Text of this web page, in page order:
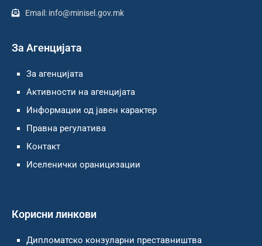
Email: info@minisel.gov.mk
За Агенцијата
За агенцијата
Активности на агенцијата
Информации од јавен карактер
Правна регулатива
Контакт
Иселенички ораницизации
Корисни линкови
Дипломатско конзуларни преставништва